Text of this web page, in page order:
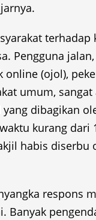
terhadap
Pengguna
online (ojol),
umum, sangat
dibagikan
kurang dari
habis diserbu
respons
Banyak